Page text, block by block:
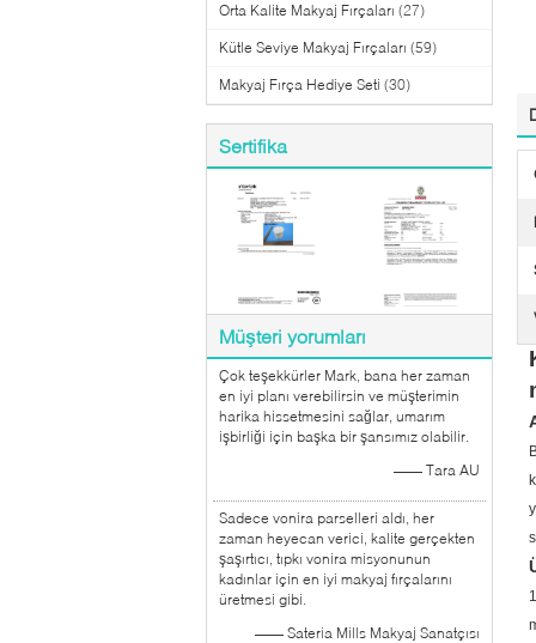
Orta Kalite Makyaj Fırçaları (27)
Kütle Seviye Makyaj Fırçaları (59)
Makyaj Fırça Hediye Seti (30)
Sertifika
Müşteri yorumları
Çok teşekkürler Mark, bana her zaman
en iyi planı verebilirsin ve müşterimin
harika hissetmesini sağlar, umarım
işbirliği için başka bir şansımız olabilir.
—— Tara AU
Sadece vonira parselleri aldı, her
zaman heyecan verici, kalite gerçekten
şaşırtıcı, tıpkı vonira misyonunun
kadınlar için en iyi makyaj fırçalarını
üretmesi gibi.
—— Sateria Mills Makyaj Sanatçısı